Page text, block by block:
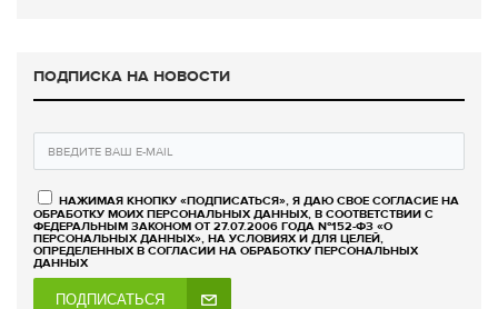
ПОДПИСКА НА НОВОСТИ
НАЖИМАЯ КНОПКУ «ПОДПИСАТЬСЯ», Я ДАЮ СВОЕ СОГЛАСИЕ НА
ОБРАБОТКУ МОИХ ПЕРСОНАЛЬНЫХ ДАННЫХ, В СООТВЕТСТВИИ С
ФЕДЕРАЛЬНЫМ ЗАКОНОМ ОТ 27.07.2006 ГОДА №152-ФЗ «О
ПЕРСОНАЛЬНЫХ ДАННЫХ», НА УСЛОВИЯХ И ДЛЯ ЦЕЛЕЙ,
ОПРЕДЕЛЕННЫХ В СОГЛАСИИ НА ОБРАБОТКУ ПЕРСОНАЛЬНЫХ
ДАННЫХ
ПОДПИСАТЬСЯ